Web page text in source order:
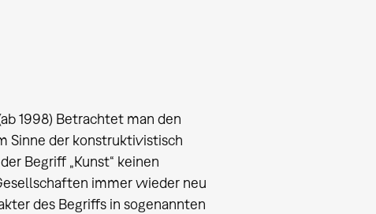
1998) Betrachtet man den
Sinne der konstruktivistisch
Begriff „Kunst“ keinen
immer wieder neu
des Begriffs in sogenannten